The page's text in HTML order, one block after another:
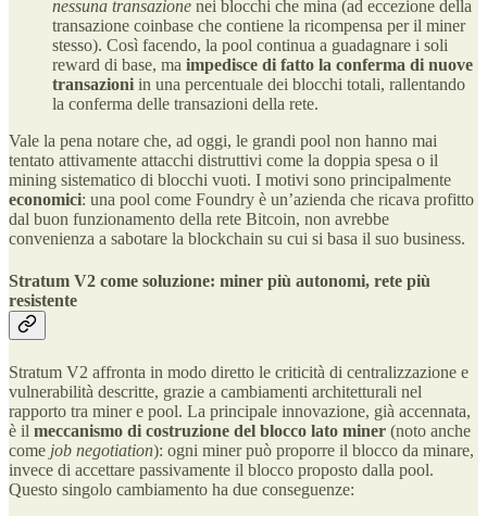
nessuna transazione nei blocchi che mina (ad eccezione della
transazione coinbase che contiene la ricompensa per il miner
stesso). Così facendo, la pool continua a guadagnare i soli
reward di base, ma impedisce di fatto la conferma di nuove
transazioni in una percentuale dei blocchi totali, rallentando
la conferma delle transazioni della rete​.
Vale la pena notare che, ad oggi, le grandi pool non hanno mai
tentato attivamente attacchi distruttivi come la doppia spesa o il
mining sistematico di blocchi vuoti. I motivi sono principalmente
economici: una pool come Foundry è un’azienda che ricava profitto
dal buon funzionamento della rete Bitcoin, non avrebbe
convenienza a sabotare la blockchain su cui si basa il suo business​.
Stratum V2 come soluzione: miner più autonomi, rete più
resistente
Stratum V2 affronta in modo diretto le criticità di centralizzazione e
vulnerabilità descritte, grazie a cambiamenti architetturali nel
rapporto tra miner e pool. La principale innovazione, già accennata,
è il meccanismo di costruzione del blocco lato miner (noto anche
come job negotiation): ogni miner può proporre il blocco da minare,
invece di accettare passivamente il blocco proposto dalla pool​.
Questo singolo cambiamento ha due conseguenze: